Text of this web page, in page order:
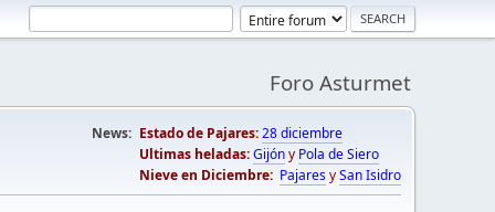
Foro Asturmet
News: Estado de Pajares:28 diciembre
Ultimas heladas:Gijóny Pola de Siero
Nieve en Diciembre: PajaresySan Isidro